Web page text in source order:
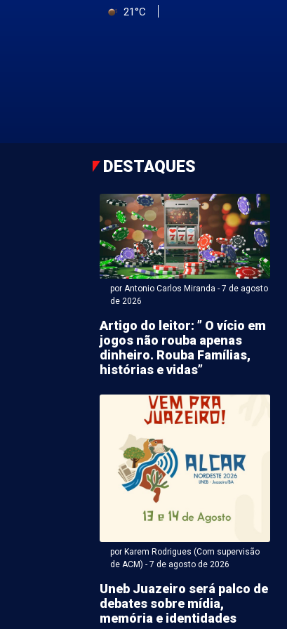
21°C
DESTAQUES
por Antonio Carlos Miranda - 7 de agosto
de 2026
Artigo do leitor: ” O vício em
jogos não rouba apenas
dinheiro. Rouba Famílias,
histórias e vidas”
por Karem Rodrigues (Com supervisão
de ACM) - 7 de agosto de 2026
Uneb Juazeiro será palco de
debates sobre mídia,
memória e identidades
Rodrigues (Com supervisão de ACM) - 07 de agosto
causado por
aborrece
no Gercino Coelho
de vazamento na tubulação de água irrita